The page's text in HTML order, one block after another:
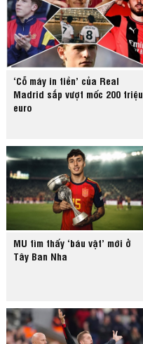
‘Cỗ máy in tiền’ của Real
Madrid sắp vượt mốc 200 triệu
euro
MU tìm thấy ‘báu vật’ mới ở
Tây Ban Nha